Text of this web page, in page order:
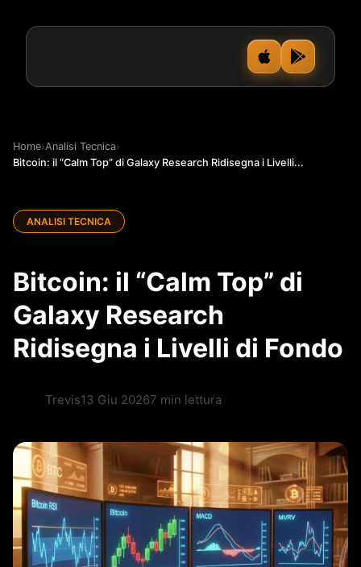
Home›Analisi Tecnica›
Bitcoin: il “Calm Top” di Galaxy Research Ridisegna i Livelli...
ANALISI TECNICA
Bitcoin: il “Calm Top” di
Galaxy Research
Ridisegna i Livelli di Fondo
Trevis13 Giu 20267 min lettura